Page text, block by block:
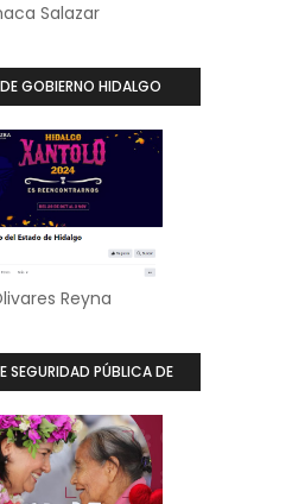
Salazar
GOBIERNO HIDALGO
Reyna
SEGURIDAD PÚBLICA DE